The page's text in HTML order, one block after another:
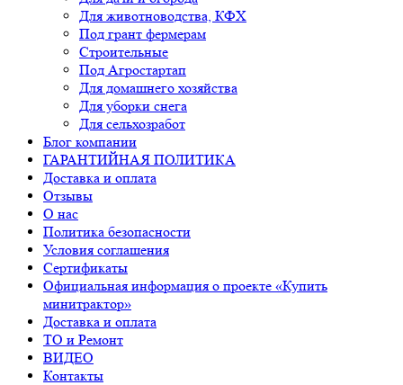
Для животноводства, КФХ
Под грант фермерам
Строительные
Под Агростартап
Для домашнего хозяйства
Для уборки снега
Для сельхозработ
Блог компании
ГАРАНТИЙНАЯ ПОЛИТИКА
Доставка и оплата
Отзывы
О нас
Политика безопасности
Условия соглашения
Сертификаты
Официальная информация о проекте «Купить
минитрактор»
Доставка и оплата
ТО и Ремонт
ВИДЕО
Контакты